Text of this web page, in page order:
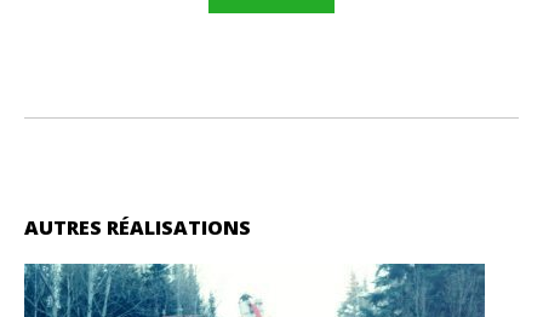
AUTRES RÉALISATIONS